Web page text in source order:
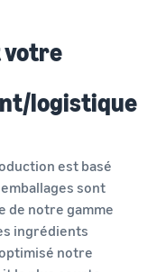
votre
logistique
est basé
sont
de notre gamme
ingrédients
notre